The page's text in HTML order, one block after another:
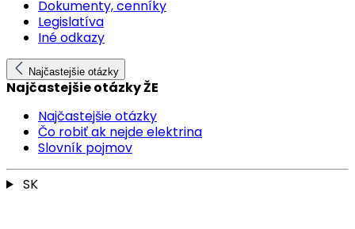
Dokumenty, cenníky
Legislatíva
Iné odkazy
Najčastejšie otázky
Najčastejšie otázky ŽE
Najčastejšie otázky
Čo robiť ak nejde elektrina
Slovník pojmov
SK